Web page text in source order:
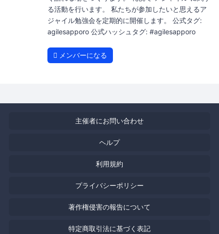
る活動を行います。 私たちが参加したいと思えるア
ジャイル勉強会を定期的に開催します。 公式タグ:
agilesapporo 公式ハッシュタグ: #agilesapporo
メンバーになる
主催者にお問い合わせ
ヘルプ
利用規約
プライバシーポリシー
著作権侵害の報告について
特定商取引法に基づく表記